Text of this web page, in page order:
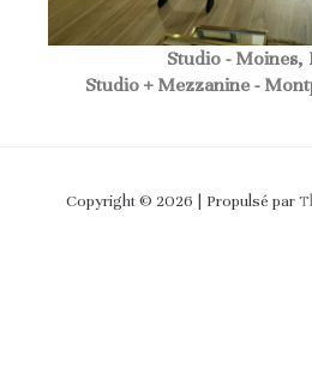
Studio - Moines,
Studio + Mezzanine -
Copyright © 2026 | Propulsé par